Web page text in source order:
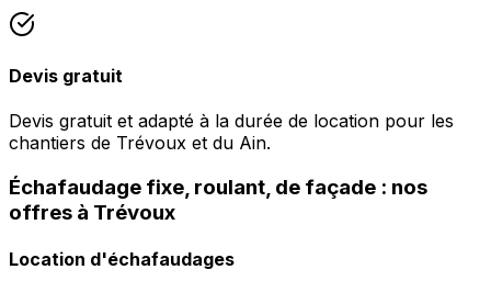
Devis gratuit
Devis gratuit et adapté à la durée de location pour les
chantiers de Trévoux et du Ain.
Échafaudage fixe, roulant, de façade : nos
offres à Trévoux
Location d'échafaudages